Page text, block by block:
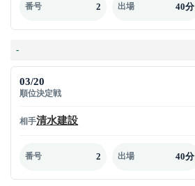
番号 2 出場 40分
-
03/20
順位決定戦
相手清水建設
番号 2 出場 40分